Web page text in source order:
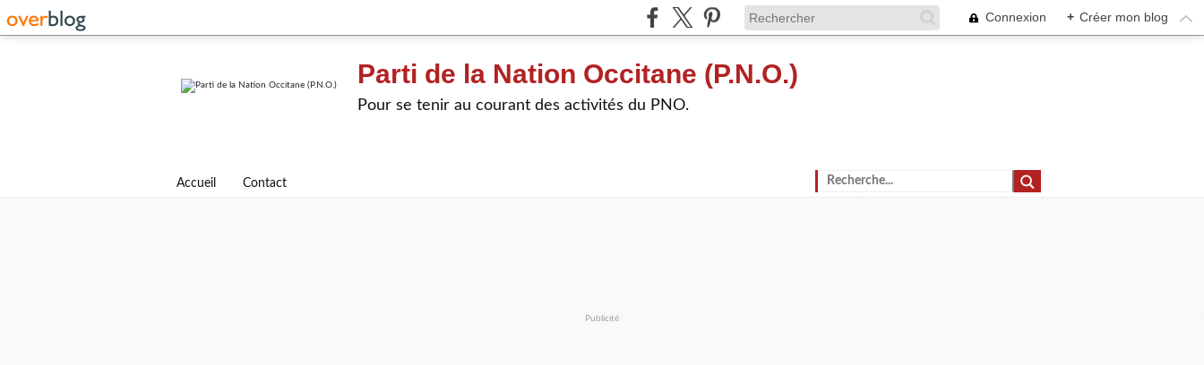
Connexion + Créer mon blog
Parti de la Nation Occitane (P.N.O.)
Pour se tenir au courant des activités du PNO.
Accueil Contact
Publicité